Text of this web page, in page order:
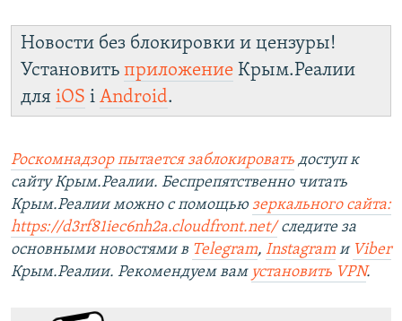
Новости без блокировки и цензуры!
Установить приложение Крым.Реалии
для iOS і Android.
Роскомнадзор пытается заблокировать доступ к
сайту Крым.Реалии. Беспрепятственно читать
Крым.Реалии можно с помощью зеркального сайта:
https://d3rf81iec6nh2a.cloudfront.net/следите за
основными новостями в Telegram, Instagram и Viber
Крым.Реалии. Рекомендуем вам установить VPN.